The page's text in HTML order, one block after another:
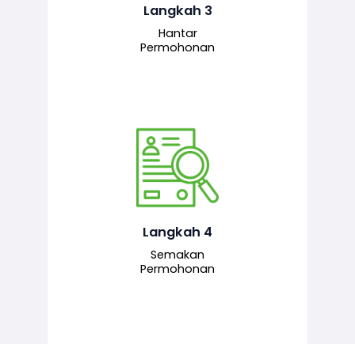
Langkah 3
Hantar
Permohonan
bertanggungjawab.
Langkah 4
Semakan
Permohonan
Pegawai penyemak menyemak
maklumat yang dikemukakan. Jika
semua maklumat adalah lengkap dan
kepada pegawai pelulus untuk
tindakan seterusnya.